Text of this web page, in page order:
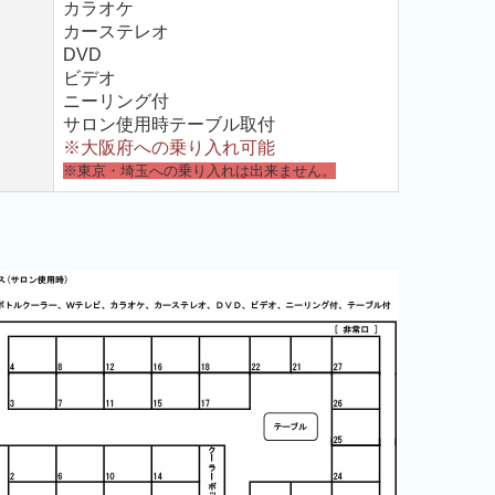
カラオケ
カーステレオ
DVD
ビデオ
ニーリング付
サロン使用時テーブル取付
※大阪府への乗り入れ可能
※東京・埼玉への乗り入れは出来ません。